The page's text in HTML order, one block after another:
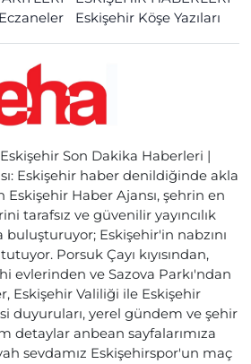
Eskişehir Köşe Yazıları
Son Dakika Haberleri |
Eskişehir haber denildiğinde akla
Haber Ajansı, şehrin en
tarafsız ve güvenilir yayıncılık
buluşturuyor; Eskişehir'in nabzını
Porsuk Çayı kıyısından,
evlerinden ve Sazova Parkı'ndan
Eskişehir Valiliği ile Eskişehir
duyuruları, yerel gündem ve şehir
detaylar anbean sayfalarımıza
sevdamız Eskişehirspor'un maç